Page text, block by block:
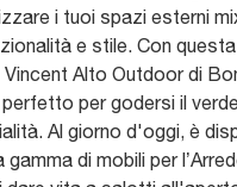
i tuoi spazi esterni
e stile. Con
Vincent Alto Outdoor di
per godersi il
Al giorno d'oggi, è
di mobili per